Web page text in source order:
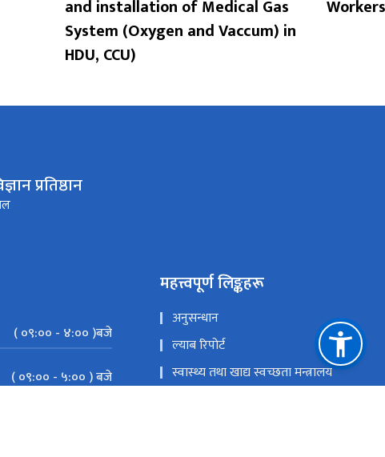
and installation of Medical Gas
System (Oxygen and Vaccum) in
HDU, CCU)
Workers
प्रतिष्ठान
( ०९:०० - ४:०० )बजे
( ०९:०० - ५:०० ) बजे
महत्त्वपूर्ण लिङ्कहरू
अनुसन्धान
ल्याब रिपोर्ट
स्वास्थ्य तथा खाद्य स्वच्छता मन्त्रालय